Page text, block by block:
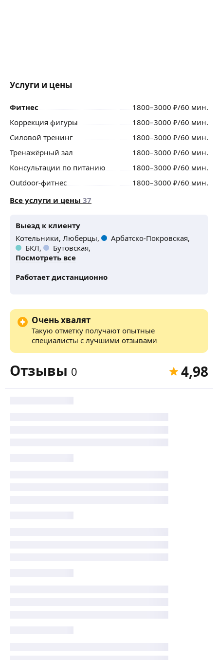
Услуги и цены
Фитнес 1800–3000 ₽/60 мин.
Коррекция фигуры
1800–3000 ₽/60 мин.
Силовой тренинг
1800–3000 ₽/60 мин.
Тренажёрный зал
1800–3000 ₽/60 мин.
Консультации по питанию
1800–3000 ₽/60 мин.
Outdoor-фитнес
1800–3000 ₽/60 мин.
Все услуги и цены 37
Выезд к клиенту
Котельники, Люберцы,
Арбатско-Покровская,
БКЛ,
Бутовская,
Посмотреть все
Работает дистанционно
Очень хвалят
Такую отметку получают опытные
специалисты с лучшими отзывами
Отзывы 0 4,98